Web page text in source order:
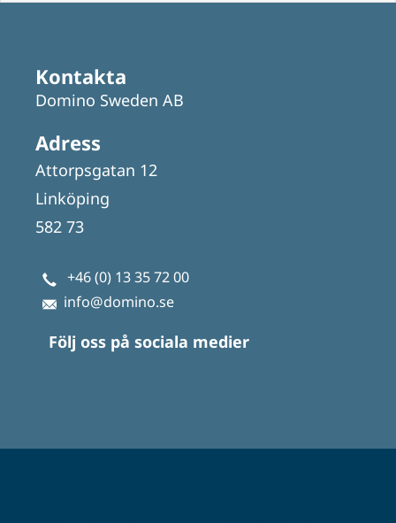
Kontakta
Domino Sweden AB
Adress
Attorpsgatan 12
Linköping
582 73
+46 (0) 13 35 72 00
info@domino.se
Följ oss på sociala medier